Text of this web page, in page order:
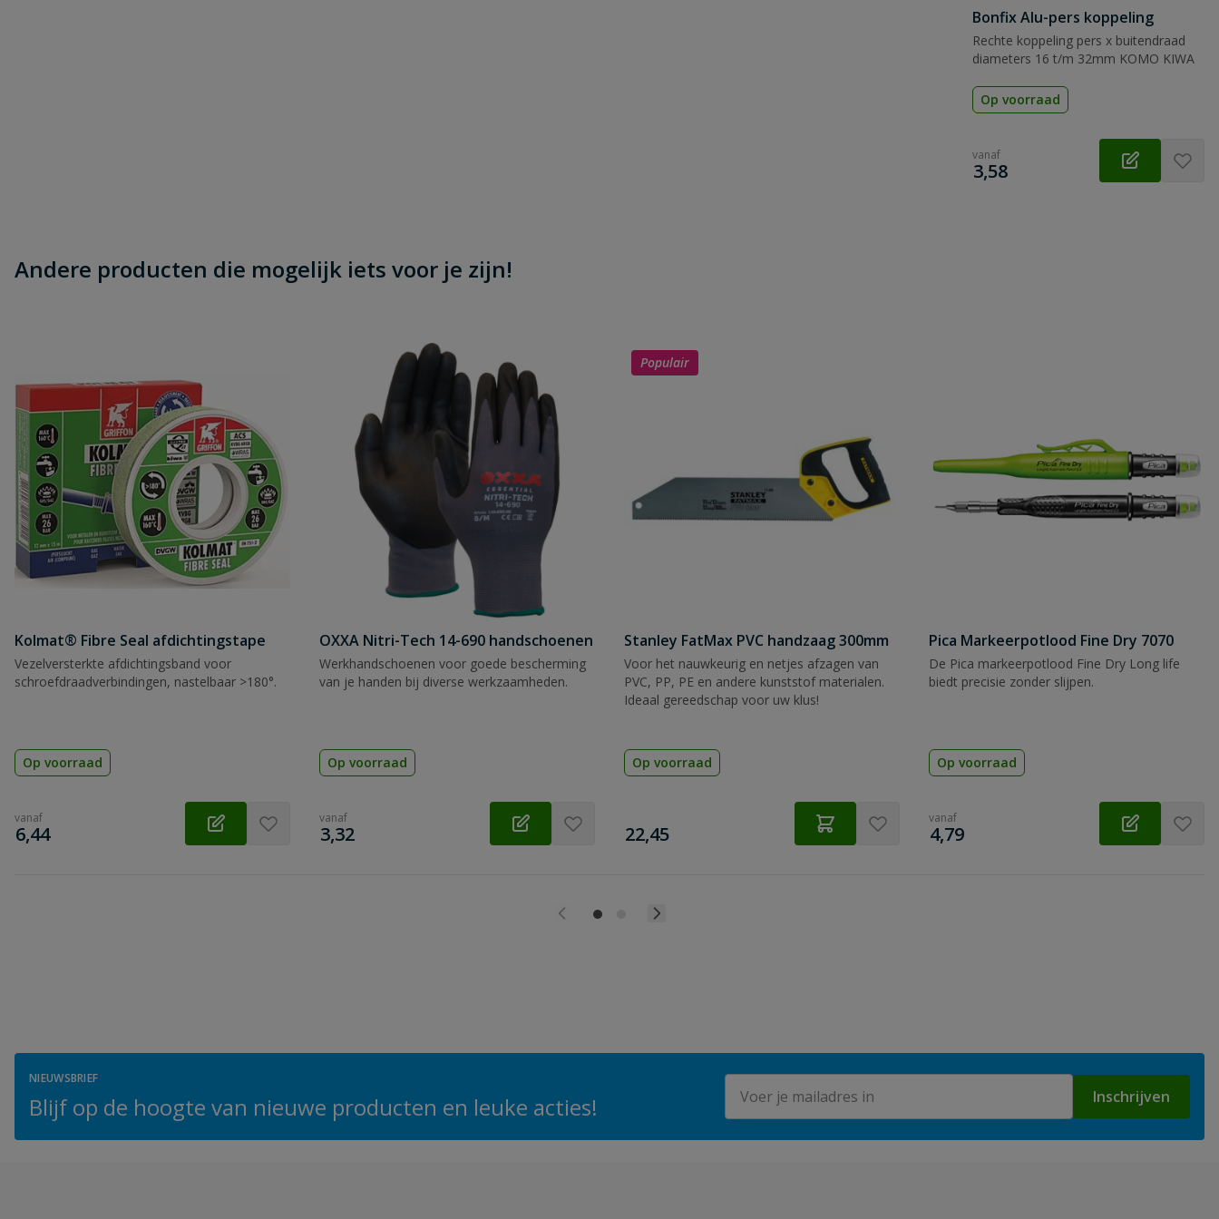
Bonfix Alu-pers koppeling
Rechte koppeling pers x buitendraad
diameters 16 t/m 32mm KOMO KIWA
Op voorraad
vanaf
€
3,58
Andere producten die mogelijk iets voor je zijn!
Kolmat® Fibre Seal afdichtingstape
Vezelversterkte afdichtingsband voor
schroefdraadverbindingen, nastelbaar >180°.
Op voorraad
vanaf
€
6,44
OXXA Nitri-Tech 14-690 handschoenen
Werkhandschoenen voor goede bescherming
van je handen bij diverse werkzaamheden.
Op voorraad
vanaf
€
3,32
Populair
Stanley FatMax PVC handzaag 300mm
Voor het nauwkeurig en netjes afzagen van
PVC, PP, PE en andere kunststof materialen.
Ideaal gereedschap voor uw klus!
Op voorraad
€
22,45
Pica Markeerpotlood Fine Dry 7070
De Pica markeerpotlood Fine Dry Long life
biedt precisie zonder slijpen.
Op voorraad
vanaf
€
4,79
NIEUWSBRIEF
Blijf op de hoogte van nieuwe producten en leuke acties! Inschrijven